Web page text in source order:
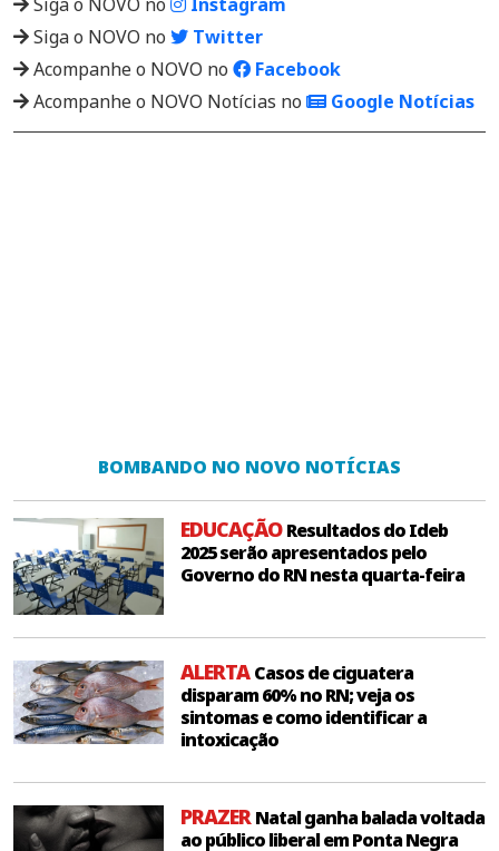
Siga o NOVO no
Twitter
Acompanhe o NOVO no
Facebook
Acompanhe o NOVO Notícias no
Google Notícias
BOMBANDO NO NOVO NOTÍCIAS
EDUCAÇÃOResultados do Ideb
2025 serão apresentados pelo
Governo do RN nesta quarta-feira
ALERTACasos de ciguatera
disparam 60% no RN; veja os
sintomas e como identificar a
intoxicação
PRAZER Natal ganha balada voltada
ao público liberal em Ponta Negra